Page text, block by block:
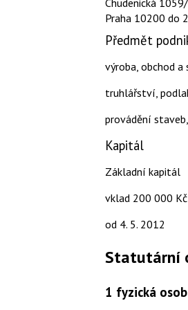
Chudenická
Praha 10200 do
Předmět
výroba, obchod a
truhlářství,
provádění
Kapitál
Základní kapitál
vklad 200 000 Kč
od 4. 5. 2012
Statutární
1 fyzická